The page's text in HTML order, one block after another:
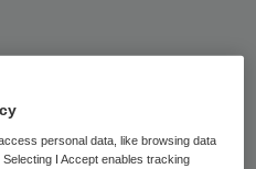
personal data, like browsing data
I Accept enables tracking